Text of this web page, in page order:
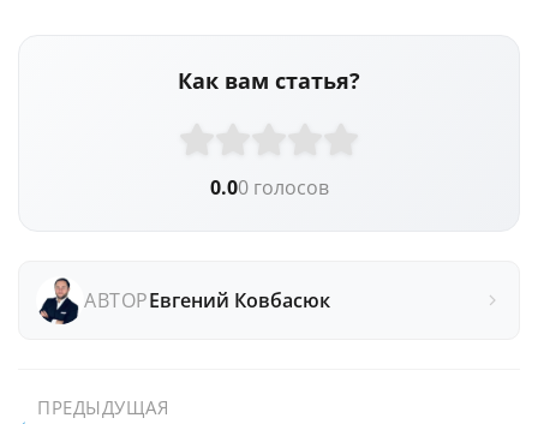
Как вам статья?
0.00 голосов
АВТОРЕвгений Ковбасюк
ПРЕДЫДУЩАЯ